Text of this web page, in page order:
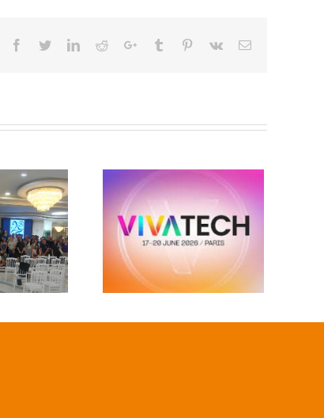
Facebook
TwitterLinkedinRedditGoogle+Tumblr Pinterest
Vk Email